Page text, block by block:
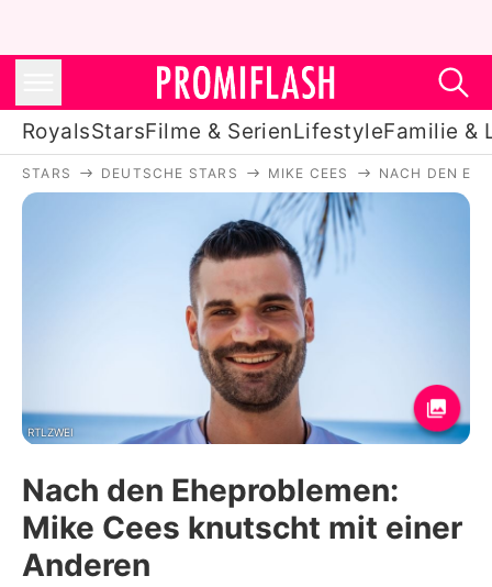
RoyalsStarsFilme & SerienLifestyleFamilie &
Royals
Stars
Filme & Serien
Lifestyle
Familie & Liebe
Promiflash Exklusiv
Alle Themen auf Promiflash
STARS DEUTSCHE STARS MIKE CEES NACH DEN
RTLZWEI
Nach den Eheproblemen:
Mike Cees knutscht mit einer
Anderen